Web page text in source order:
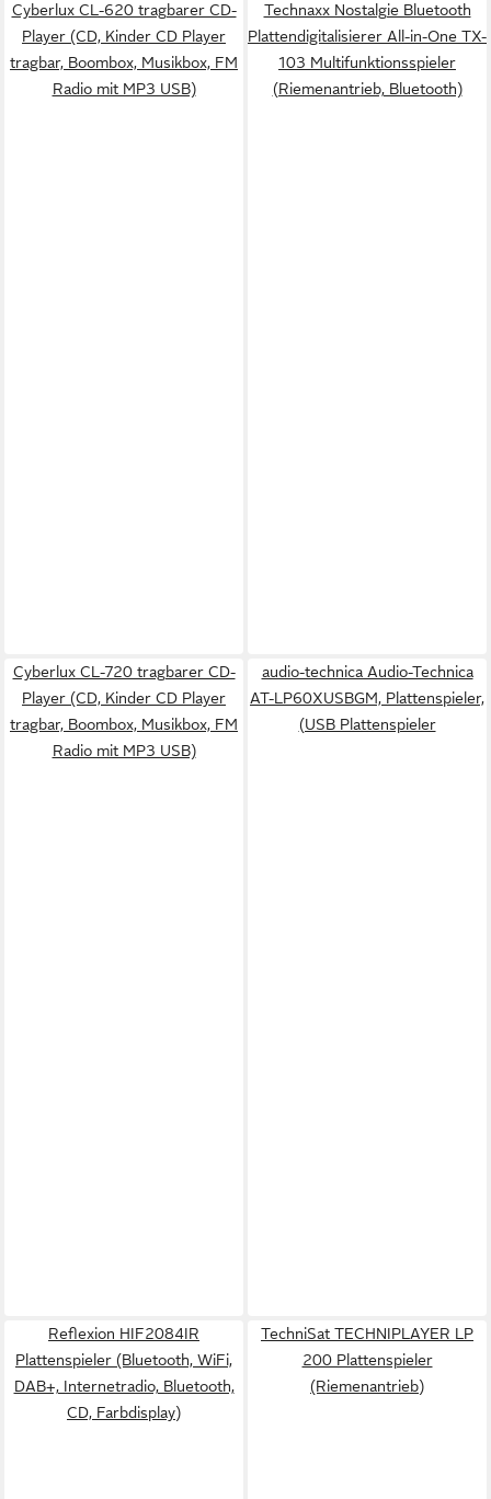
Cyberlux CL-620 tragbarer CD-
Player (CD, Kinder CD Player
tragbar, Boombox, Musikbox, FM
Radio mit MP3 USB)
Technaxx Nostalgie Bluetooth
Plattendigitalisierer All-in-One TX-
103 Multifunktionsspieler
(Riemenantrieb, Bluetooth)
Cyberlux CL-720 tragbarer CD-
Player (CD, Kinder CD Player
tragbar, Boombox, Musikbox, FM
Radio mit MP3 USB)
audio-technica Audio-Technica
AT-LP60XUSBGM, Plattenspieler,
(USB Plattenspieler
Reflexion HIF2084IR
Plattenspieler (Bluetooth, WiFi,
DAB+, Internetradio, Bluetooth,
CD, Farbdisplay)
TechniSat TECHNIPLAYER LP
200 Plattenspieler
(Riemenantrieb)